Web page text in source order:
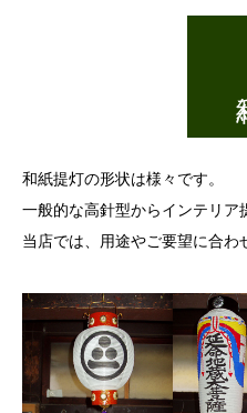
和紙提灯の形状は様々です。
一般的な高針型からインテリア
当店では、用途やご要望に合わ